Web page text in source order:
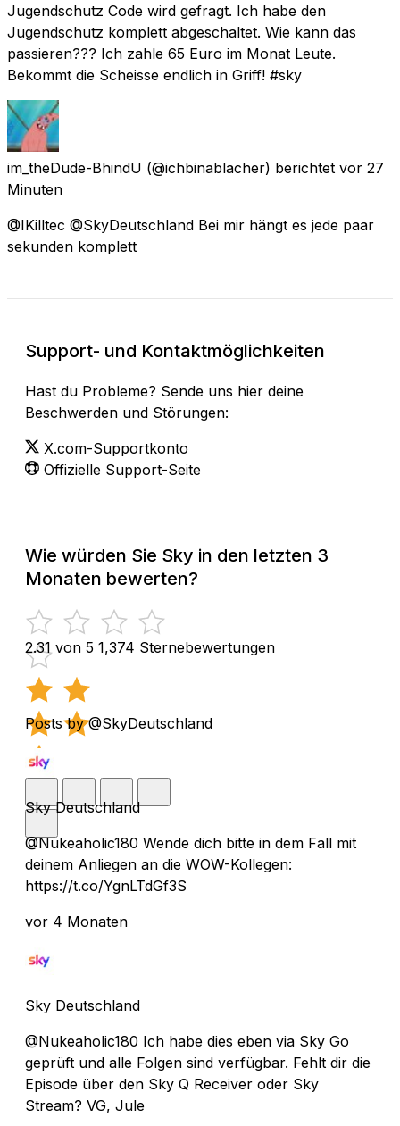
Jugendschutz Code wird gefragt. Ich habe den
Jugendschutz komplett abgeschaltet. Wie kann das
passieren??? Ich zahle 65 Euro im Monat Leute.
Bekommt die Scheisse endlich in Griff! #sky
im_theDude-BhindU (@ichbinablacher) berichtet vor 27
Minuten
@IKilltec @SkyDeutschland Bei mir hängt es jede paar
sekunden komplett
Support- und Kontaktmöglichkeiten
Hast du Probleme? Sende uns hier deine
Beschwerden und Störungen:
X.com-Supportkonto
Offizielle Support-Seite
Wie würden Sie Sky in den letzten 3
Monaten bewerten?
2.31 von 5 1,374 Sternebewertungen
Posts by @SkyDeutschland
Sky Deutschland
@Nukeaholic180 Wende dich bitte in dem Fall mit
deinem Anliegen an die WOW-Kollegen:
https://t.co/YgnLTdGf3S
vor 4 Monaten
Sky Deutschland
@Nukeaholic180 Ich habe dies eben via Sky Go
geprüft und alle Folgen sind verfügbar. Fehlt dir die
Episode über den Sky Q Receiver oder Sky
Stream? VG, Jule